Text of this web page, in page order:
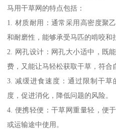
马用干草网的特点包括：
1. 材质耐用：通常采用高密度聚
和耐磨性，能够承受马匹的啃咬和
2. 网孔设计：网孔大小适中，既
费，又能让马轻松获取干草，符合
3. 减缓进食速度：通过限制干
度，促进消化，降低问题的风险。
4. 便携轻便：干草网重量轻，便
或运输途中使用。